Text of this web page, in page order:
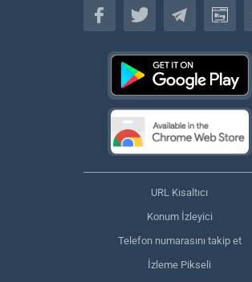
URL Kısaltıcı
Konum İzleyici
Telefon numarasını takip et
İzleme Pikseli